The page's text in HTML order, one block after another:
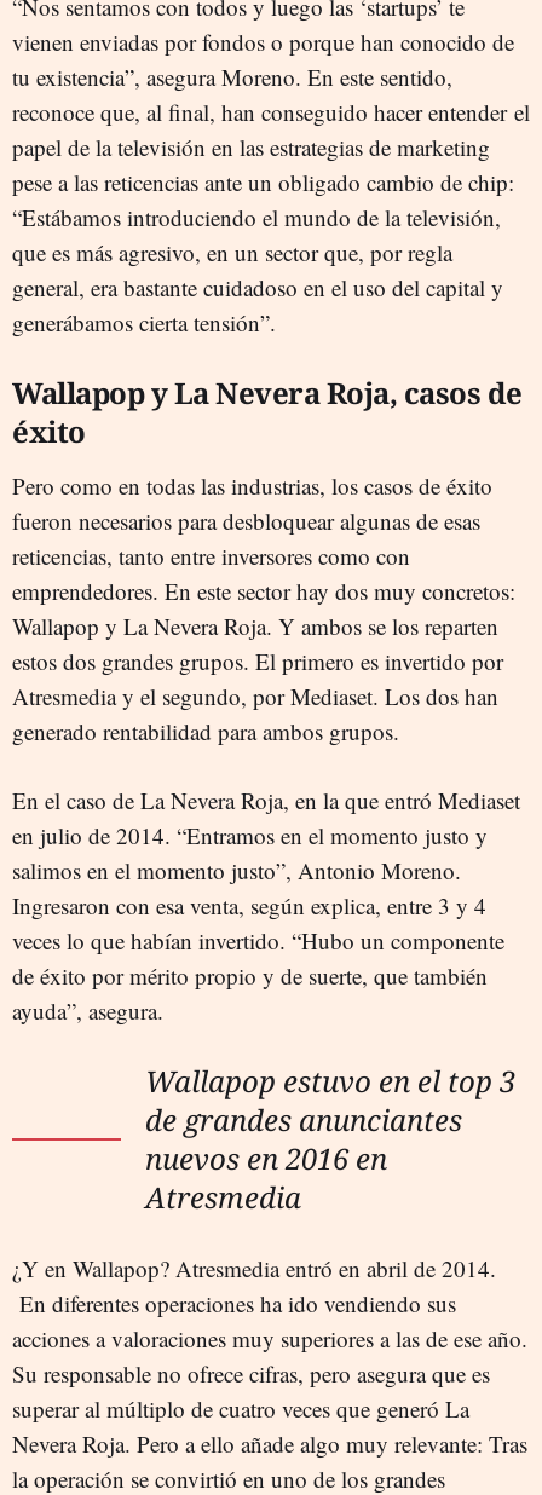
“Nos sentamos con todos y luego las ‘startups’ te
vienen enviadas por fondos o porque han conocido de
tu existencia”, asegura Moreno. En este sentido,
reconoce que, al final, han conseguido hacer entender el
papel de la televisión en las estrategias de marketing
pese a las reticencias ante un obligado cambio de chip:
“Estábamos introduciendo el mundo de la televisión,
que es más agresivo, en un sector que, por regla
general, era bastante cuidadoso en el uso del capital y
generábamos cierta tensión”.
Wallapop y La Nevera Roja, casos de
éxito
Pero como en todas las industrias, los casos de éxito
fueron necesarios para desbloquear algunas de esas
reticencias, tanto entre inversores como con
emprendedores. En este sector hay dos muy concretos:
Wallapop y La Nevera Roja. Y ambos se los reparten
estos dos grandes grupos. El primero es invertido por
Atresmedia y el segundo, por Mediaset. Los dos han
generado rentabilidad para ambos grupos.
En el caso de La Nevera Roja, en la que entró Mediaset
en julio de 2014. “Entramos en el momento justo y
salimos en el momento justo”, Antonio Moreno.
Ingresaron con esa venta, según explica, entre 3 y 4
veces lo que habían invertido. “Hubo un componente
de éxito por mérito propio y de suerte, que también
ayuda”, asegura.
Wallapop estuvo en el top 3
de grandes anunciantes
nuevos en 2016 en
Atresmedia
¿Y en Wallapop? Atresmedia entró en abril de 2014.
En diferentes operaciones ha ido vendiendo sus
acciones a valoraciones muy superiores a las de ese año.
Su responsable no ofrece cifras, pero asegura que es
superar al múltiplo de cuatro veces que generó La
Nevera Roja. Pero a ello añade algo muy relevante: Tras
la operación se convirtió en uno de los grandes